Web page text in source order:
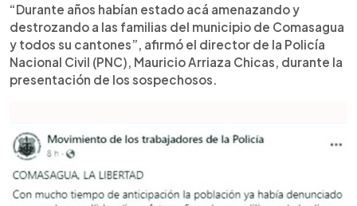
“Durante años habían estado acá amenazando y
destrozando a las familias del municipio de Comasagua
y todos su cantones”, afirmó el director de la Policía
Nacional Civil (PNC), Mauricio Arriaza Chicas, durante la
presentación de los sospechosos.